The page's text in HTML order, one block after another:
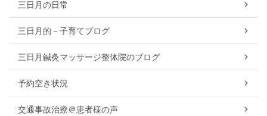
三日月の日常
三日月的－子育てブログ
三日月鍼灸マッサージ整体院のブログ
予約空き状況
交通事故治療＠患者様の声